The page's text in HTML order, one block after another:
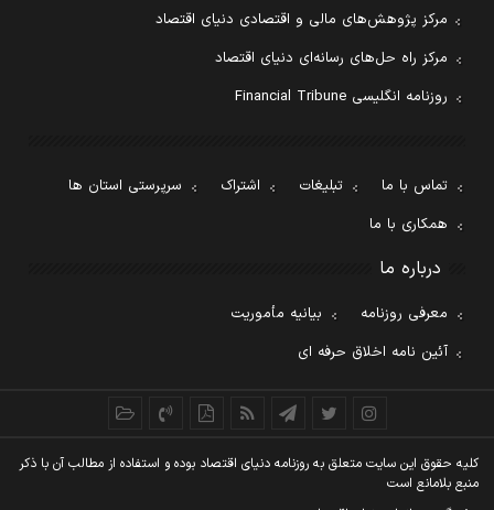
مرکز پژوهش‌های مالی و اقتصادی دنیای اقتصاد
مرکز راه حل‌های رسانه‌ای دنیای اقتصاد
روزنامه انگلیسی Financial Tribune
تماس با ما تبلیغات اشتراک
سرپرستی استان ها
همکاری با ما
درباره ما
معرفی روزنامه
بیانیه مأموریت
آئین نامه اخلاق حرفه ای
کليه حقوق اين سايت متعلق به روزنامه دنيای اقتصاد بوده و استفاده از مطالب آن با ذکر
منبع بلامانع است